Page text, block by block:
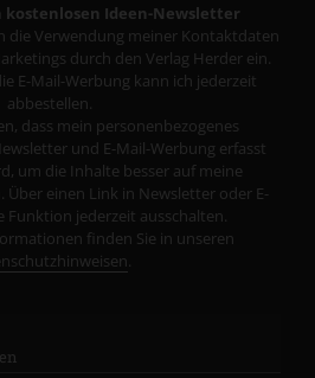
kostenlosen Ideen-Newsletter
die Verwendung meiner Kontaktdaten
durch den Verlag Herder ein.
E-Mail-Werbung kann ich jederzeit
abbestellen.
dass mein personenbezogenes
und E-Mail-Werbung erfasst
um die Inhalte besser auf meine
Über einen Link in Newsletter oder E-
Funktion jederzeit ausschalten.
finden Sie in unseren